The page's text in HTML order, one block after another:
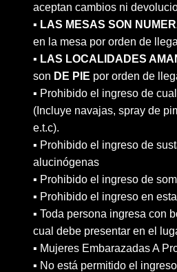
aceptan cambios ni
▪️ LAS MESAS SON
en la mesa por orden de
▪️ LAS LOCALIDADES
son DE PIE por orden de
▪️ Prohibido el ingreso de
(Incluye navajas, spray de
e.t.c).
▪️ Prohibido el ingreso de
alucinógenas
▪️ Prohibido el ingreso de
▪️ Prohibido el ingreso en
▪️ Toda persona ingresa con
cual debe presentar en el
▪️ Mujeres Embarazadas A
▪️ No está permitido el